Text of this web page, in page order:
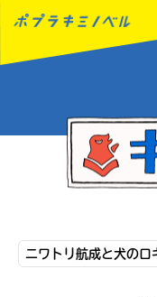
ニワトリ航成と犬のロ